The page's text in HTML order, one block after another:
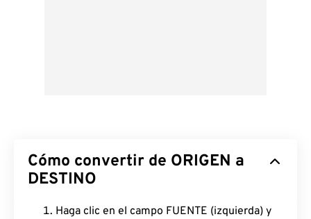
Cómo convertir de ORIGEN a
DESTINO
Haga clic en el campo FUENTE (izquierda) y